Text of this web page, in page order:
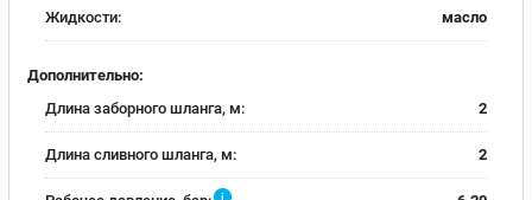
Жидкости: масло
Дополнительно:
Длина заборного шланга, м:
2
Длина сливного шланга, м: 2
i